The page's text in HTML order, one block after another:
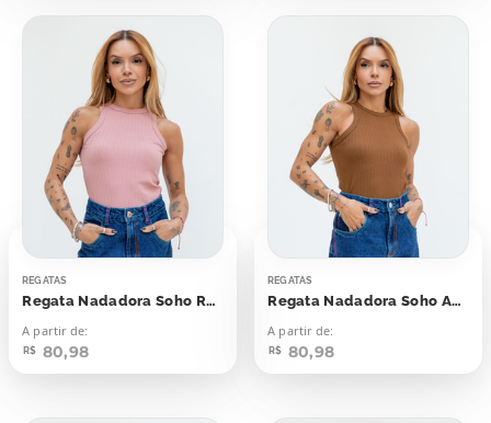
REGATAS
Regata Nadadora Soho Rosa Bloom
A partir de:
R$ 80,98
REGATAS
Regata Nadadora Soho Amarelo Castanha
A partir de:
R$ 80,98